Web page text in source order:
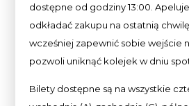
dostępne od godziny 13:00.
odkładać zakupu na ostatnią
wcześniej zapewnić sobie wejście
pozwoli uniknąć kolejek w dniu
Bilety dostępne są na wszystkie